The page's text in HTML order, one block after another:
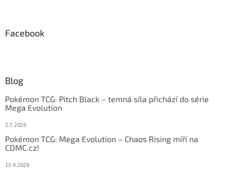
Facebook
Blog
Pokémon TCG: Pitch Black – temná síla přichází do série
Mega Evolution
2.7.2026
Pokémon TCG: Mega Evolution – Chaos Rising míří na
CDMC.cz!
13.4.2026